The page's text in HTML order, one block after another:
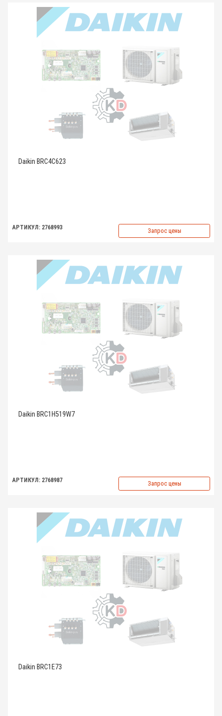
Daikin BRC4C623
АРТИКУЛ: 2768993 Запрос цены
Daikin BRC1H519W7
АРТИКУЛ: 2768987 Запрос цены
Daikin BRC1E73